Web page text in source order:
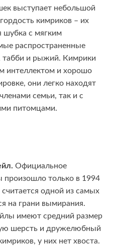
выступает небольшой
кимриков – их
шубка с мягким
распространенные
табби и рыжий. Кимрики
интеллектом и хорошо
они легко находят
семьи, так и с
питомцами.
Официальное
произошло только в 1994
одной из самых
на грани вымирания.
имеют средний размер
шерсть и дружелюбный
у них нет хвоста.